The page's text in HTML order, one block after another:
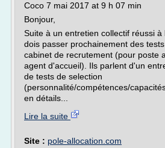
Coco 7 mai 2017 at 9 h 07 min
Bonjour,
Suite à un entretien collectif réussi à
dois passer prochainement des
cabinet de recrutement (pour poste
agent d'accueil). Ils parlent d'un
de tests de selection
(personnalité/compétences/
en détails...
Lire la suite
Site : pole-allocation.com